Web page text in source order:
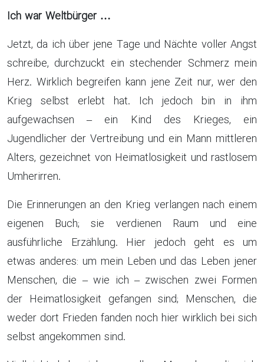
Ich war Weltbürger …
Jetzt, da ich über jene Tage und Nächte voller Angst
schreibe, durchzuckt ein stechender Schmerz mein
Herz. Wirklich begreifen kann jene Zeit nur, wer den
Krieg selbst erlebt hat. Ich jedoch bin in ihm
aufgewachsen – ein Kind des Krieges, ein
Jugendlicher der Vertreibung und ein Mann mittleren
Alters, gezeichnet von Heimatlosigkeit und rastlosem
Umherirren.
Die Erinnerungen an den Krieg verlangen nach einem
eigenen Buch; sie verdienen Raum und eine
ausführliche Erzählung. Hier jedoch geht es um
etwas anderes: um mein Leben und das Leben jener
Menschen, die – wie ich – zwischen zwei Formen
der Heimatlosigkeit gefangen sind; Menschen, die
weder dort Frieden fanden noch hier wirklich bei sich
selbst angekommen sind.